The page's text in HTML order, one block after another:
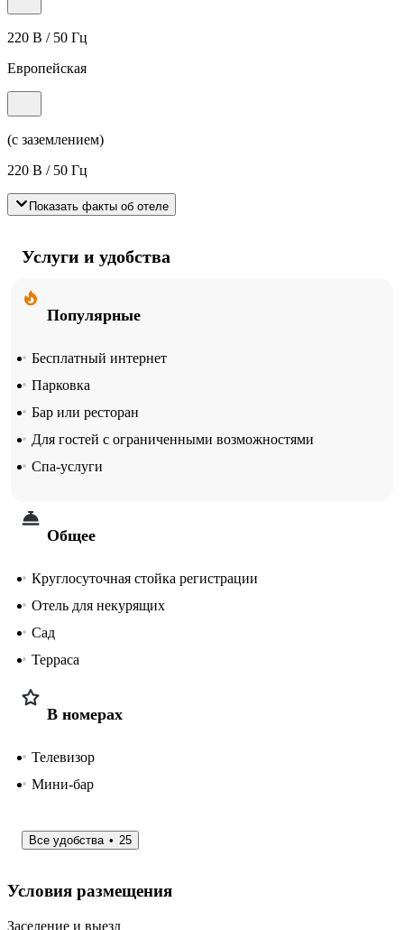
220 В / 50 Гц
Европейская
(с заземлением)
220 В / 50 Гц
Показать факты об отеле
Услуги и удобства
Популярные
Бесплатный интернет
Парковка
Бар или ресторан
Для гостей с ограниченными возможностями
Спа-услуги
Общее
Круглосуточная стойка регистрации
Отель для некурящих
Сад
Терраса
В номерах
Телевизор
Мини-бар
Все удобства 25
Условия размещения
Заселение и выезд